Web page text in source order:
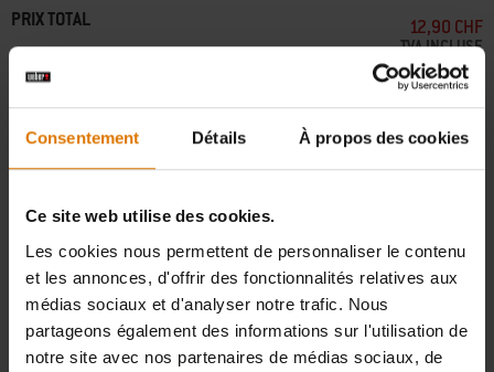
Consentement Détails À propos des cookies
Ce site web utilise des cookies.
Les cookies nous permettent de personnaliser le contenu
et les annonces, d'offrir des fonctionnalités relatives aux
médias sociaux et d'analyser notre trafic. Nous
partageons également des informations sur l'utilisation de
notre site avec nos partenaires de médias sociaux, de
PRIX TOTAL 12,90 CHF
TVA INCLUSE
Ajouter au panier
Retours gratuits (restrictions applicables)
trouver un détaillant